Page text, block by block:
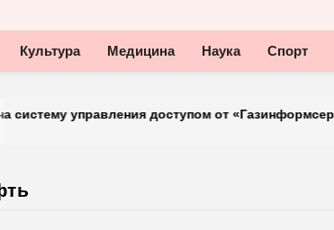
Культура Медицина Наука Спорт
управления доступом от «Газинформсервис»